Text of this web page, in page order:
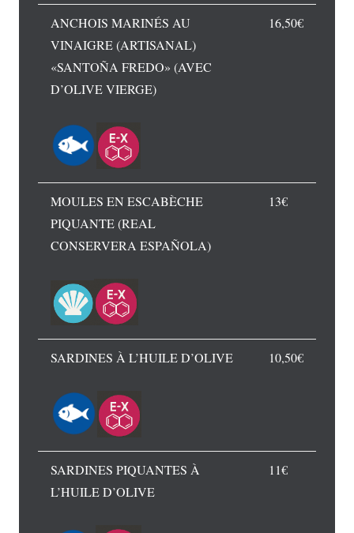
ANCHOIS MARINÉS AU
VINAIGRE (ARTISANAL)
«SANTOÑA FREDO» (AVEC
D’OLIVE VIERGE)
16,50€
MOULES EN ESCABÈCHE
PIQUANTE (REAL
CONSERVERA ESPAÑOLA)
13€
SARDINES À L’HUILE D’OLIVE 10,50€
SARDINES PIQUANTES À
L’HUILE D’OLIVE
11€